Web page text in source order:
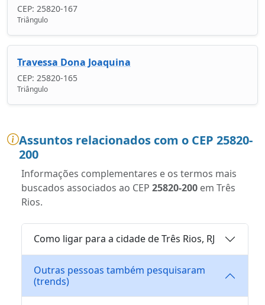
CEP: 25820-167
Triângulo
Travessa Dona Joaquina
CEP: 25820-165
Triângulo
Assuntos relacionados com o CEP 25820-
200
Informações complementares e os termos mais
buscados associados ao CEP 25820-200 em Três
Rios.
Como ligar para a cidade de Três Rios, RJ
Outras pessoas também pesquisaram
(trends)